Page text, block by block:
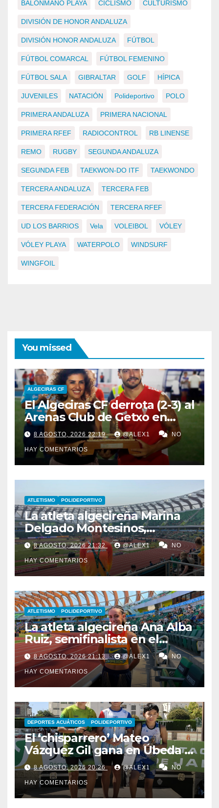
BALONMANO PLAYA CICLISMO CULTURISMO
DIVISIÓN DE HONOR ANDALUZA
DIVISIÓN HONOR ANDALUZA FÚTBOL
FÚTBOL COMARCAL FÚTBOL FEMENINO
FÚTBOL SALA GIBRALTAR GOLF HÍPICA
JUVENILES NATACIÓN Polideportivo POLO
PRIMERA ANDALUZA PRIMERA NACIONAL
PRIMERA RFEF RADIOCONTROL RB LINENSE
REMO RUGBY SEGUNDA ANDALUZA
SEGUNDA FEB TAEKWON-DO ITF TAEKWONDO
TERCERA ANDALUZA TERCERA FEB
TERCERA FEDERACIÓN TERCERA RFEF
UD LOS BARRIOS Vela VOLEIBOL VÓLEY
VÓLEY PLAYA WATERPOLO WINDSURF
WINGFOIL
You missed
ALGECIRAS CF
El Algeciras CF derrota (2-3) al
Arenas Club de Getxo en
Lanzarote y lleva a sus
vitrinas el LVII Torneo ‘San
Ginés’
8 AGOSTO, 2026 22:19 @ALEX1 NO
HAY COMENTARIOS
ATLETISMO POLIDEPORTIVO
La atleta algecireña Marina
Delgado Montesinos,
finalista con el relevo 4×100
en el Campeonato del
Mundo Sub-20
8 AGOSTO, 2026 21:32 @ALEX1 NO
HAY COMENTARIOS
ATLETISMO POLIDEPORTIVO
La atleta algecireña Ana Alba
Ruiz, semifinalista en el
Mundial Sub-20 con el relevo
4×400 femenino
8 AGOSTO, 2026 21:13 @ALEX1 NO
HAY COMENTARIOS
DEPORTES ACUÁTICOS POLIDEPORTIVO
El ‘chisparrero’ Mateo
Vázquez Gil gana en Úbeda y
se proclama subcampeón de
Andalucía de acuatlón
8 AGOSTO, 2026 20:26 @ALEX1 NO
HAY COMENTARIOS